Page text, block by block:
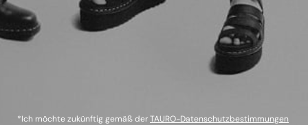
*Ich möchte zukünftig gemäß derTAURO-Datenschutzbestimmungen